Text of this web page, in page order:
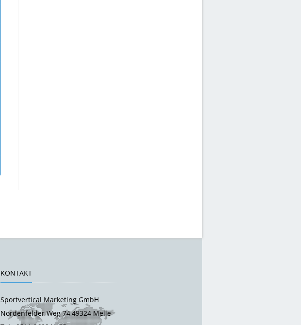
KONTAKT
Sportvertical Marketing GmbH
Nordenfelder Weg 74,49324 Melle